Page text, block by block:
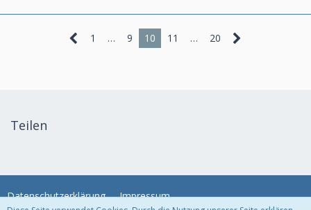
1 … 9 10 11 … 20
Teilen
Datenschutzerklärung Impressum